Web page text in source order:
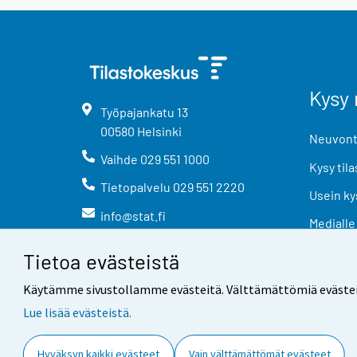
Tietoa evästeistä
Käytämme sivustollamme evästeitä. Välttämättömiä
Lue lisää evästeistä.
Hyväksyn kaikki evästeet Vain välttämättömät evästeet
Työpajankatu 13
00580 Helsinki
Vaihde 029 551 1000
Tietopalvelu 029 551 2220
info@stat.fi
Kysy
Usein
Medialle
Yhteystiedot Palaute